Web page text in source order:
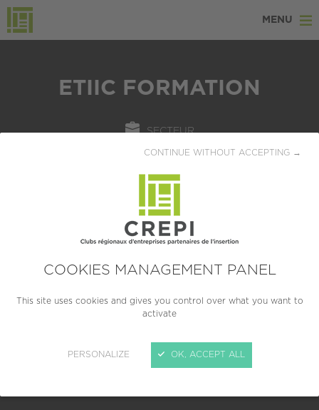
COOKIES MANAGEMENT PANEL
This site uses cookies and gives you control over what you want to
activate
PERSONALIZE
CONTINUE WITHOUT ACCEPTING →
OK, ACCEPT ALL
MENU
ETIIC FORMATION
SECTEUR
Ressources humaines
LOCALISATION
Saint Etienne (42000)
CRÉATION
1998
TPE (moins de 10 salariés)
ADHÉSION AU CREPI